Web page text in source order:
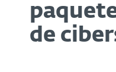
de